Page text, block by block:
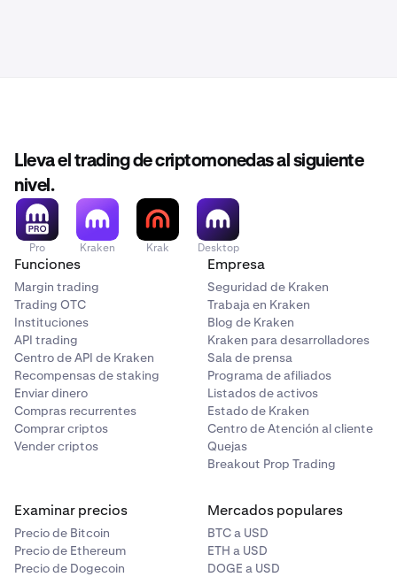
Lleva el trading de criptomonedas al siguiente
nivel.
Pro Kraken Krak Desktop
Funciones
Margin trading
Trading OTC
Instituciones
API trading
Centro de API de Kraken
Recompensas de staking
Enviar dinero
Compras recurrentes
Comprar criptos
Vender criptos
Empresa
Seguridad de Kraken
Trabaja en Kraken
Blog de Kraken
Kraken para desarrolladores
Sala de prensa
Programa de afiliados
Listados de activos
Estado de Kraken
Centro de Atención al cliente
Quejas
Breakout Prop Trading
Examinar precios
Precio de Bitcoin
Precio de Ethereum
Precio de Dogecoin
Mercados populares
BTC a USD
ETH a USD
DOGE a USD